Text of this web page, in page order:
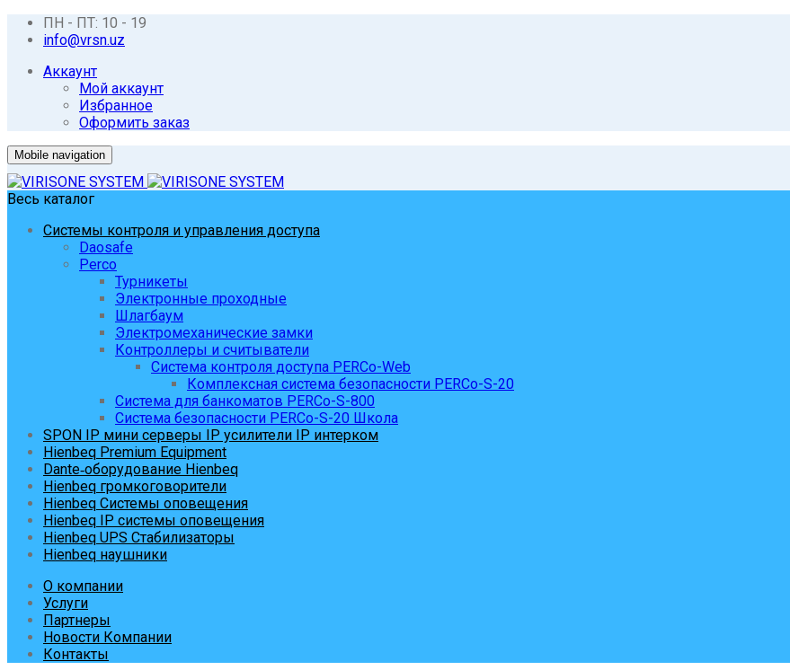
ПН - ПТ: 10 - 19
info@vrsn.uz
Аккаунт
Мой аккаунт
Избранное
Оформить заказ
Mobile navigation
Весь каталог
Системы контроля и управления доступа
Daosafe
Perco
Турникеты
Электронные проходные
Шлагбаум
Электромеханические замки
Контроллеры и считыватели
Система контроля доступа PERCo-Web
Комплексная система безопасности PERCo-S-20
Система для банкоматов PERCo-S-800
Система безопасности PERCo-S-20 Школа
SPON IP мини серверы IP усилители IP интерком
Hienbeq Premium Equipment
Dante‑оборудование Hienbeq
Hienbeq громкоговорители
Hienbeq Системы оповещения
Hienbeq IP системы оповещения
Hienbeq UPS Стабилизаторы
Hienbeq наушники
О компании
Услуги
Партнеры
Новости Компании
Контакты